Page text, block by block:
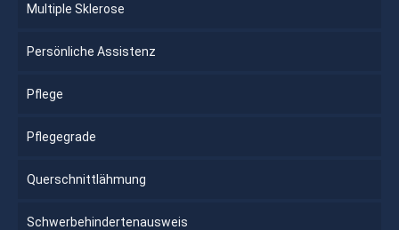
Multiple Sklerose
Persönliche Assistenz
Pflege
Pflegegrade
Querschnittlähmung
Schwerbehindertenausweis